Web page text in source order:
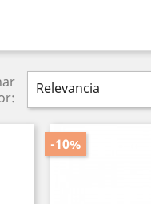
Relevancia
-10%